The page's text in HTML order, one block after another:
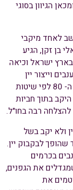
הגיוון בסוגי
לאחד מיקבי
בן זקן, הגיע
ישראל וכיאה
וייצור יין
משובח. את הכרם הראשון נטע בסוף שנות ה- 80 לפי שיטות
בתוך חביות
להצלחה רבה בחו"ל.
ולא יקב בשל
לבקבוק יין.
בכרמים
את הגפנים,
את